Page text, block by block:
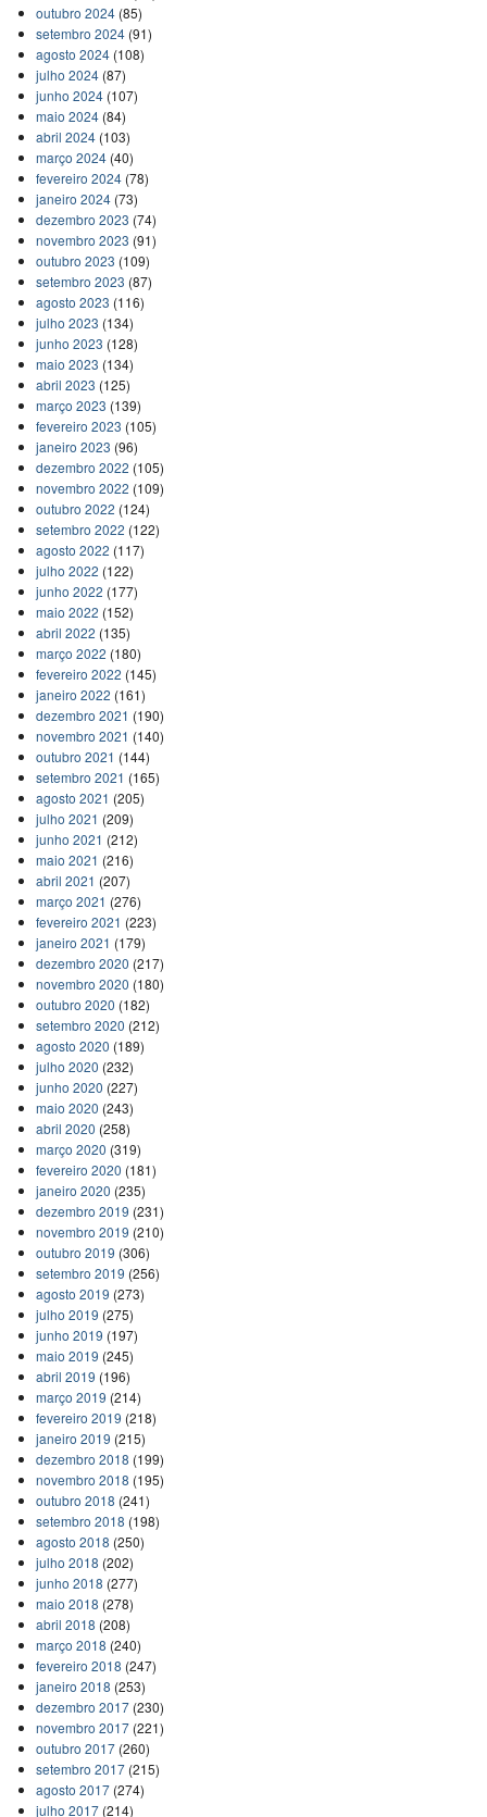
outubro 2024(85)
setembro 2024(91)
agosto 2024(108)
julho 2024(87)
junho 2024(107)
maio 2024(84)
abril 2024(103)
março 2024(40)
fevereiro 2024(78)
janeiro 2024(73)
dezembro 2023 (74)
novembro 2023 (91)
outubro 2023 (109)
setembro 2023 (87)
agosto 2023 (116)
julho 2023 (134)
junho 2023 (128)
maio 2023 (134)
abril 2023 (125)
março 2023 (139)
fevereiro 2023 (105)
janeiro 2023 (96)
dezembro 2022 (105)
novembro 2022 (109)
outubro 2022 (124)
setembro 2022 (122)
agosto 2022 (117)
julho 2022 (122)
junho 2022 (177)
maio 2022 (152)
abril 2022 (135)
março 2022 (180)
fevereiro 2022 (145)
janeiro 2022 (161)
dezembro 2021 (190)
novembro 2021 (140)
outubro 2021 (144)
setembro 2021 (165)
agosto 2021 (205)
julho 2021 (209)
junho 2021 (212)
maio 2021 (216)
abril 2021 (207)
março 2021 (276)
fevereiro 2021 (223)
janeiro 2021 (179)
dezembro 2020 (217)
novembro 2020 (180)
outubro 2020 (182)
setembro 2020 (212)
agosto 2020 (189)
julho 2020 (232)
junho 2020 (227)
maio 2020 (243)
abril 2020 (258)
março 2020 (319)
fevereiro 2020 (181)
janeiro 2020 (235)
dezembro 2019 (231)
novembro 2019 (210)
outubro 2019 (306)
setembro 2019 (256)
agosto 2019 (273)
julho 2019 (275)
junho 2019 (197)
maio 2019 (245)
abril 2019 (196)
março 2019 (214)
fevereiro 2019 (218)
janeiro 2019 (215)
dezembro 2018 (199)
novembro 2018 (195)
outubro 2018 (241)
setembro 2018 (198)
agosto 2018 (250)
julho 2018 (202)
junho 2018 (277)
maio 2018 (278)
abril 2018 (208)
março 2018 (240)
fevereiro 2018 (247)
janeiro 2018 (253)
dezembro 2017(230)
novembro 2017(221)
outubro 2017(260)
setembro 2017(215)
agosto 2017(274)
julho 2017(214)